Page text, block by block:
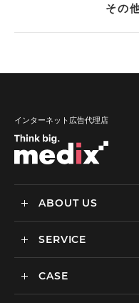
その
インターネット広告代理店
ABOUT US
メディックスについて
SERVICE
サービス
CASE